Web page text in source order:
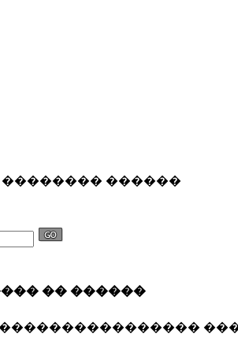
�������� ������
�� ������